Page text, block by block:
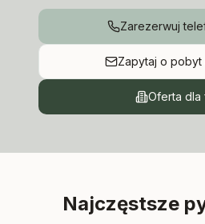
Zarezerwuj
Zapytaj o
Oferta dla
Najczęstsze